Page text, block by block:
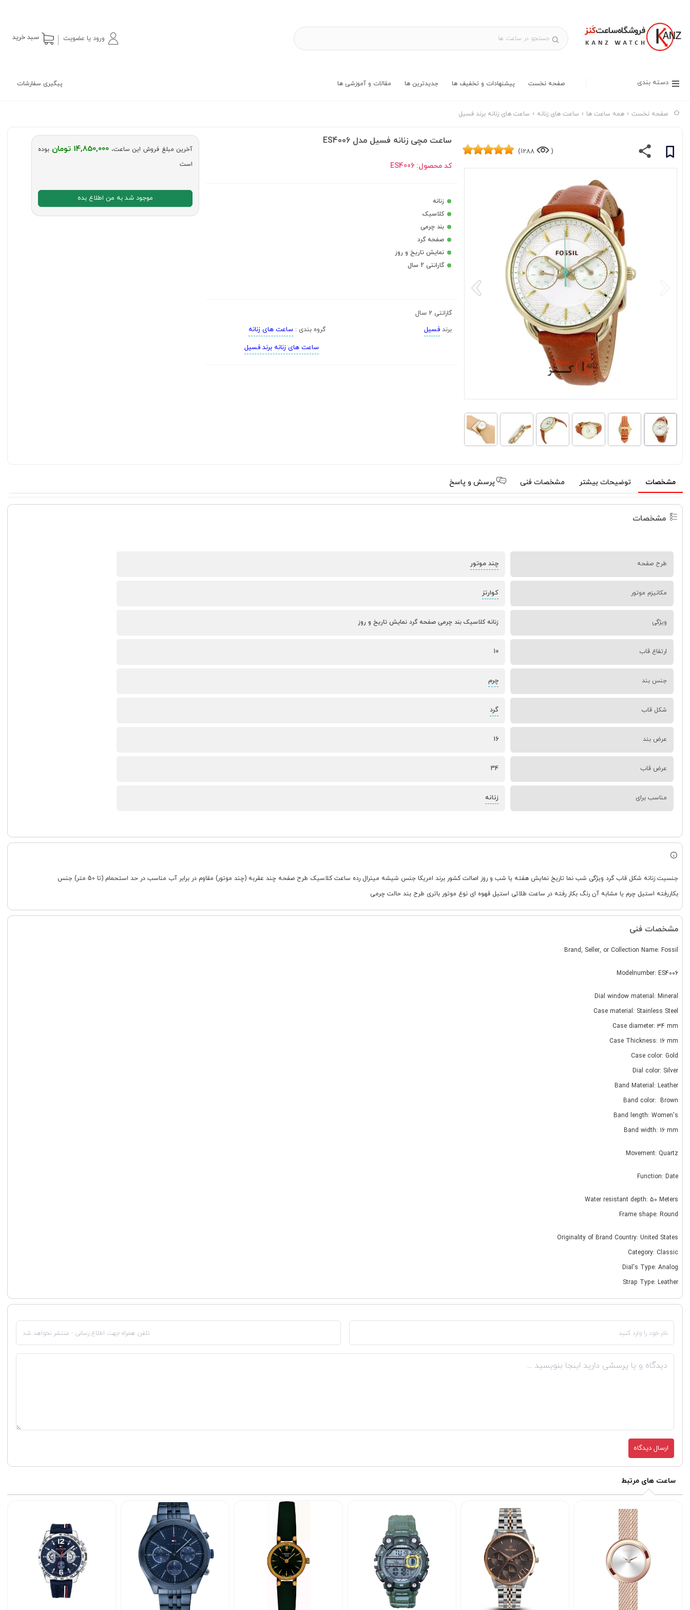
ورود یا عضویت سبد خرید
دسته بندی صفحه نخست پیشنهادات و تخفیف ها جدیدترین ها مقالات و آموزشی ها پیگیری سفارشات
صفحه نخست همه ساعت ها ساعت های زنانه ساعت های زنانه برند فسیل
(
1288)
ساعت مچی زنانه فسیل مدل ES4006
کد محصول:ES4006
زنانه
کلاسیک
بند چرمی
صفحه گرد
نمایش تاریخ و روز
گارانتی 2 سال
گارانتی 2 سال
برندفسیل گروه بندی :ساعت های زنانه
ساعت های زنانه برند فسیل
آخرین مبلغ فروش این ساعت، 14,850,000 تومان
بوده
است
موجود شد به من اطلاع بده
مشخصات توضیحات بیشتر مشخصات فنی پرسش و پاسخ
مشخصات
طرح صفحه چند موتور
مکانیزم موتور کوارتز
ویژگی زنانه کلاسیک بند چرمی صفحه گرد نمایش تاریخ و روز
ارتفاع قاب 10
جنس بند چرم
شکل قاب گرد
عرض بند 16
عرض قاب 34
مناسب برای زنانه
جنسیت زنانه شکل قاب گرد ویژگی شب نما تاریخ نمایش هفته یا شب و روز اصالت کشور برند امریکا جنس شیشه مینرال رده ساعت کلاسیک طرح صفحه چند عقربه (چند موتور) مقاوم در برابر آب مناسب در حد استحمام (تا 50 متر) جنس
بکاررفته استیل چرم یا مشابه آن رنگ بکار رفته در ساعت طلائی استیل قهوه ای نوع موتور باتری طرح بند حالت چرمی
مشخصات فنی
Brand, Seller, or Collection Name: Fossil
Modelnumber: ES4006
Dial window material: Mineral
Case material: Stainless Steel
Case diameter: 34 mm
Case Thickness: 16 mm
Case color: Gold
Dial color: Silver
Band Material: Leather
Band color: Brown
Band length: Women's
Band width: 16 mm
Movement: Quartz
Function: Date
Water resistant depth: 50 Meters
Frame shape: Round
Originality of Brand Country: United States
Category: Classic
Dial's Type: Analog
Strap Type: Leather
ارسال دیدگاه
ساعت های مرتبط